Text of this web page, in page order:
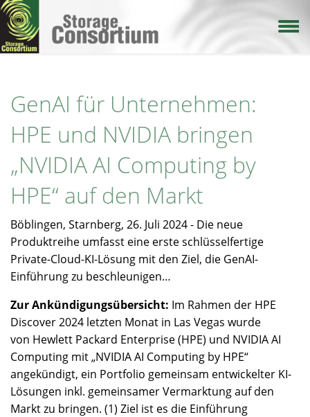
Direkt
zum
Inhalt
GenAI für Unternehmen:
HPE und NVIDIA bringen
„NVIDIA AI Computing by
HPE“ auf den Markt
Böblingen, Starnberg, 26. Juli 2024 - Die neue
Produktreihe umfasst eine erste schlüsselfertige
Private-Cloud-KI-Lösung mit den Ziel, die GenAI-
Einführung zu beschleunigen…
Zur Ankündigungsübersicht: Im Rahmen der HPE
Discover 2024 letzten Monat in Las Vegas wurde
von Hewlett Packard Enterprise (HPE) und NVIDIA AI
Computing mit „NVIDIA AI Computing by HPE“
angekündigt, ein Portfolio gemeinsam entwickelter KI-
Lösungen inkl. gemeinsamer Vermarktung auf den
Markt zu bringen. (1) Ziel ist es die Einführung